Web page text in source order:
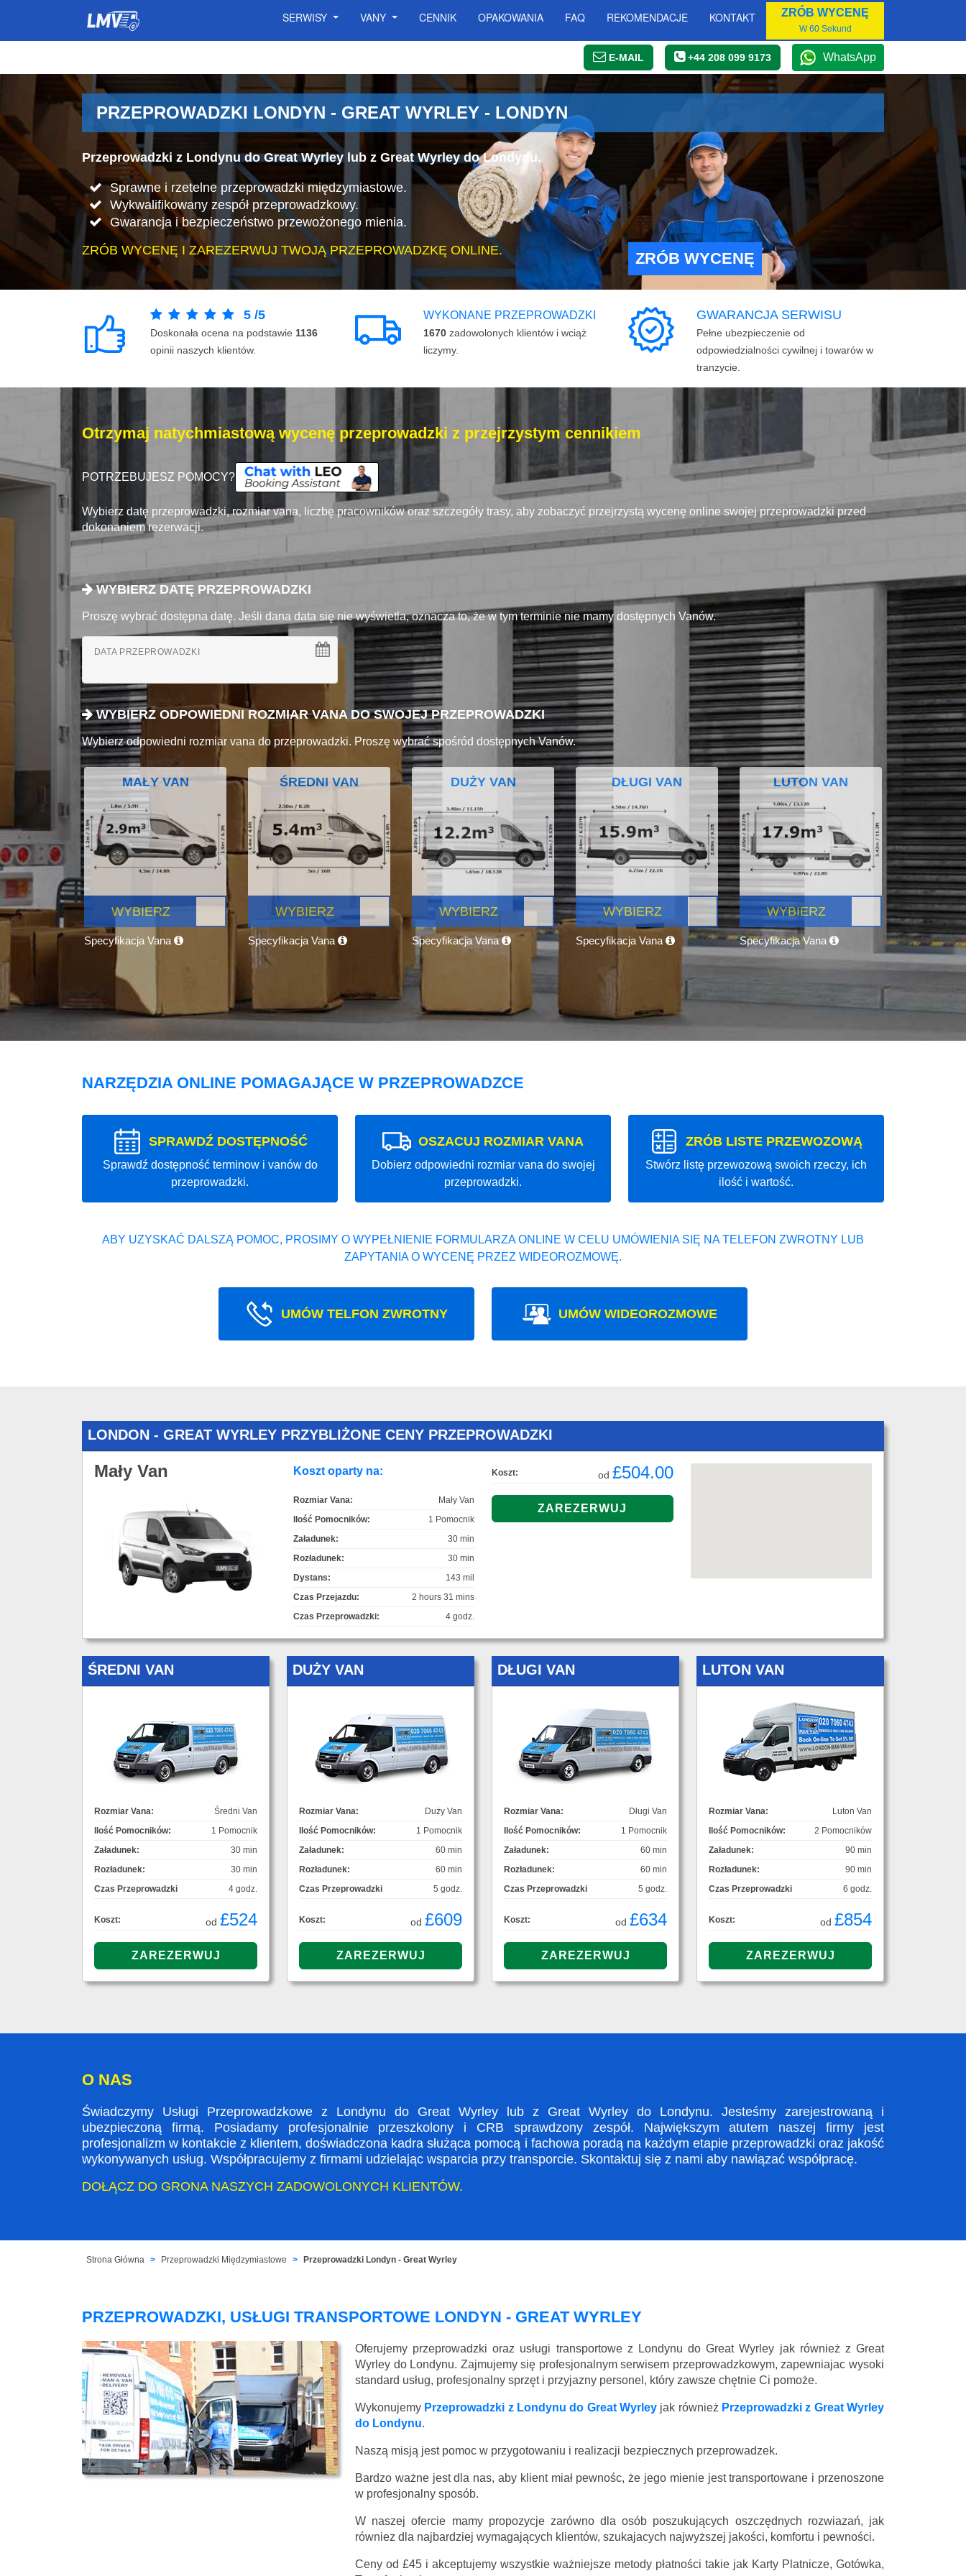
SERWISY VANY CENNIK OPAKOWANIA FAQ REKOMENDACJE KONTAKT ZRÓB WYCENĘ
W 60 Sekund
E-MAIL +44 208 099 9173 WhatsApp
PRZEPROWADZKI LONDYN - GREAT WYRLEY - LONDYN
Przeprowadzki z Londynu do Great Wyrley lub z Great Wyrley do Londynu.
Sprawne i rzetelne przeprowadzki międzymiastowe.
Wykwalifikowany zespół przeprowadzkowy.
Gwarancja i bezpieczeństwo przewożonego mienia.
ZRÓB WYCENĘ I ZAREZERWUJ TWOJĄ PRZEPROWADZKĘ ONLINE.
ZRÓB WYCENĘ
5 /5
Doskonała ocena na podstawie 1136
opinii naszych klientów.
WYKONANE PRZEPROWADZKI
1670 zadowolonych klientów i wciąż
liczymy.
GWARANCJA SERWISU
Pełne ubezpieczenie od
odpowiedzialności cywilnej i towarów w
tranzycie.
Otrzymaj natychmiastową wycenę przeprowadzki z przejrzystym cennikiem
POTRZEBUJESZ POMOCY?
Wybierz datę przeprowadzki, rozmiar vana, liczbę pracowników oraz szczegóły trasy, aby zobaczyć przejrzystą wycenę online swojej przeprowadzki przed
dokonaniem rezerwacji.
WYBIERZ DATĘ PRZEPROWADZKI
Proszę wybrać dostępna datę. Jeśli dana data się nie wyświetla, oznacza to, że w tym terminie nie mamy dostępnych Vanów.
DATA PRZEPROWADZKI
WYBIERZ ODPOWIEDNI ROZMIAR VANA DO SWOJEJ PRZEPROWADZKI
Wybierz odpowiedni rozmiar vana do przeprowadzki. Proszę wybrać spośród dostępnych Vanów.
MAŁY VAN
WYBIERZ
Specyfikacja Vana
ŚREDNI VAN
WYBIERZ
Specyfikacja Vana
DUŻY VAN
WYBIERZ
Specyfikacja Vana
DŁUGI VAN
WYBIERZ
Specyfikacja Vana
LUTON VAN
WYBIERZ
Specyfikacja Vana
NARZĘDZIA ONLINE POMAGAJĄCE W PRZEPROWADZCE
SPRAWDŹ DOSTĘPNOŚĆ
Sprawdź dostępność terminow i vanów do
przeprowadzki.
OSZACUJ ROZMIAR VANA
Dobierz odpowiedni rozmiar vana do swojej
przeprowadzki.
ZRÓB LISTE PRZEWOZOWĄ
Stwórz listę przewozową swoich rzeczy, ich
ilość i wartość.
ABY UZYSKAĆ DALSZĄ POMOC, PROSIMY O WYPEŁNIENIE FORMULARZA ONLINE W CELU UMÓWIENIA SIĘ NA TELEFON ZWROTNY LUB
ZAPYTANIA O WYCENĘ PRZEZ WIDEOROZMOWĘ.
UMÓW TELFON ZWROTNY UMÓW WIDEOROZMOWE
LONDON - GREAT WYRLEY PRZYBLIŻONE CENY PRZEPROWADZKI
Mały Van Koszt oparty na:
Rozmiar Vana:
Mały Van
Ilość Pomocników:
1 Pomocnik
Załadunek:
30 min
Rozładunek:
30 min
Dystans:
143 mil
Czas Przejazdu:
2 hours 31 mins
Czas Przeprowadzki:
4 godz.
Koszt: od £504.00
ŚREDNI VAN
Rozmiar Vana:
Średni Van
Ilość Pomocników:
1 Pomocnik
Załadunek:
30 min
Rozładunek:
30 min
Czas Przeprowadzki
4 godz.
Koszt: od £524
DUŻY VAN
Rozmiar Vana:
Duży Van
Ilość Pomocników:
1 Pomocnik
Załadunek:
60 min
Rozładunek:
60 min
Czas Przeprowadzki
5 godz.
Koszt: od £609
DŁUGI VAN
Rozmiar Vana:
Długi Van
Ilość Pomocników:
1 Pomocnik
Załadunek:
60 min
Rozładunek:
60 min
Czas Przeprowadzki
5 godz.
Koszt: od £634
LUTON VAN
Rozmiar Vana:
Luton Van
Ilość Pomocników:
2 Pomocników
Załadunek:
90 min
Rozładunek:
90 min
Czas Przeprowadzki
6 godz.
Koszt: od £854
O NAS
Świadczymy Usługi Przeprowadzkowe z Londynu do Great Wyrley lub z Great Wyrley do Londynu. Jesteśmy zarejestrowaną i
ubezpieczoną firmą. Posiadamy profesjonalnie przeszkolony i CRB sprawdzony zespół. Największym atutem naszej firmy jest
profesjonalizm w kontakcie z klientem, doświadczona kadra służąca pomocą i fachowa poradą na każdym etapie przeprowadzki oraz jakość
wykonywanych usług. Współpracujemy z firmami udzielając wsparcia przy transporcie. Skontaktuj się z nami aby nawiązać współpracę.
DOŁĄCZ DO GRONA NASZYCH ZADOWOLONYCH KLIENTÓW.
Strona Główna Przeprowadzki Międzymiastowe Przeprowadzki Londyn - Great Wyrley
PRZEPROWADZKI, USŁUGI TRANSPORTOWE LONDYN - GREAT WYRLEY
Oferujemy przeprowadzki oraz usługi transportowe z Londynu do Great Wyrley jak również z Great
Wyrley do Londynu. Zajmujemy się profesjonalnym serwisem przeprowadzkowym, zapewniajac wysoki
standard usług, profesjonalny sprzęt i przyjazny personel, który zawsze chętnie Ci pomoże.
Wykonujemy Przeprowadzki z Londynu do Great Wyrley jak również Przeprowadzki z Great Wyrley
do Londynu.
Naszą misją jest pomoc w przygotowaniu i realizacji bezpiecznych przeprowadzek.
Bardzo ważne jest dla nas, aby klient miał pewnośc, że jego mienie jest transportowane i przenoszone
w profesjonalny sposób.
W naszej ofercie mamy propozycje zarówno dla osób poszukujących oszczędnych rozwiazań, jak
równiez dla najbardziej wymagających klientów, szukajacych najwyższej jakości, komfortu i pewności.
Ceny od £45 i akceptujemy wszystkie ważniejsze metody płatności takie jak Karty Platnicze, Gotówka,